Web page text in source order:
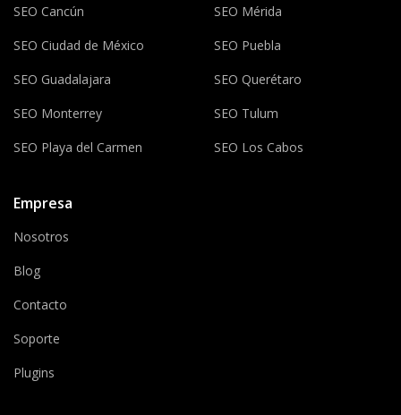
SEO Cancún
SEO Ciudad de México
SEO Guadalajara
SEO Monterrey
SEO Playa del Carmen
SEO Mérida
SEO Puebla
SEO Querétaro
SEO Tulum
SEO Los Cabos
Empresa
Nosotros
Blog
Contacto
Soporte
Plugins